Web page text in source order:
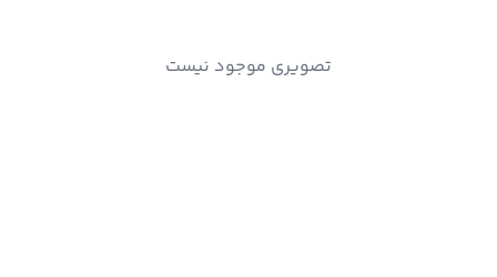
تصویری موجود نیست